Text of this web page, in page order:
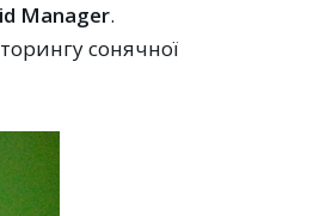
Manager.
сонячної